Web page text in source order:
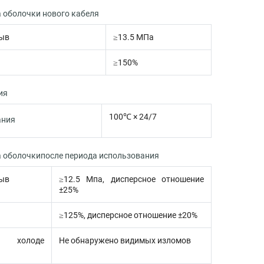
нового кабеля
≥13.5 МПа
≥150%
100℃ × 24/7
оболочкипосле периода использования
≥12.5 Мпа, дисперсное отношение
±25%
≥125%, дисперсное отношение ±20%
Не обнаружено видимых изломов